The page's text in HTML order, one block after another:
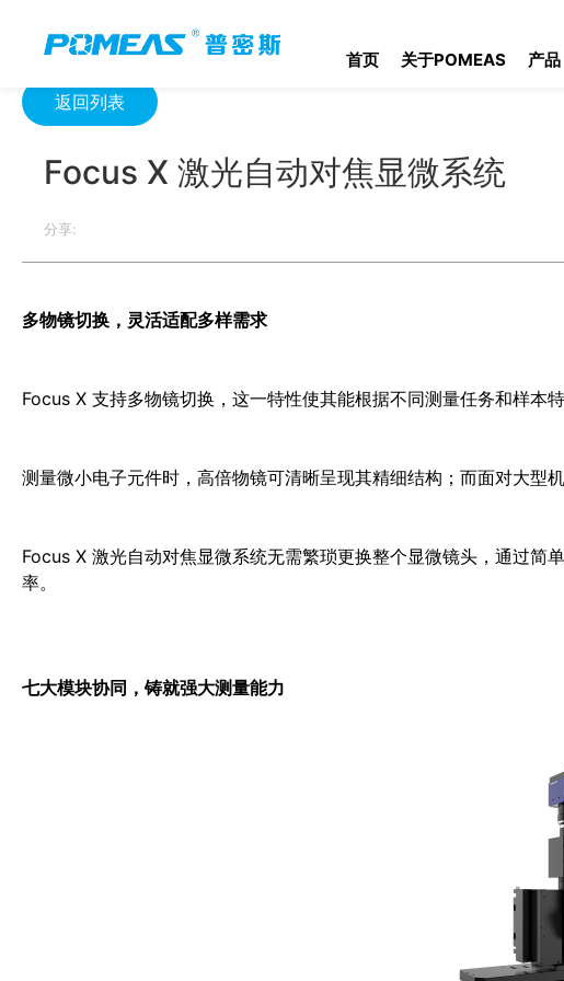
首页 关于POMEAS 产品
返回列表
Focus X 激光自动对焦显微系统
分享:
多物镜切换，灵活适配多样需求
Focus X 支持多物镜切换，这一特性使其能根据不同测量任务和样本
测量微小电子元件时，高倍物镜可清晰呈现其精细结构；而面对大型
Focus X 激光自动对焦显微系统无需繁琐更换整个显微镜头，通过简
率。
七大模块协同，铸就强大测量能力